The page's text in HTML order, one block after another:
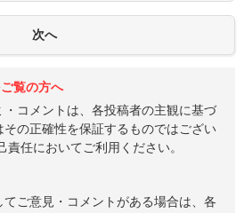
覧の方へ
コメントは、各投稿者の主観に基づ
その正確性を保証するものではござい
責任においてご利用ください。
ご意見・コメントがある場合は、各